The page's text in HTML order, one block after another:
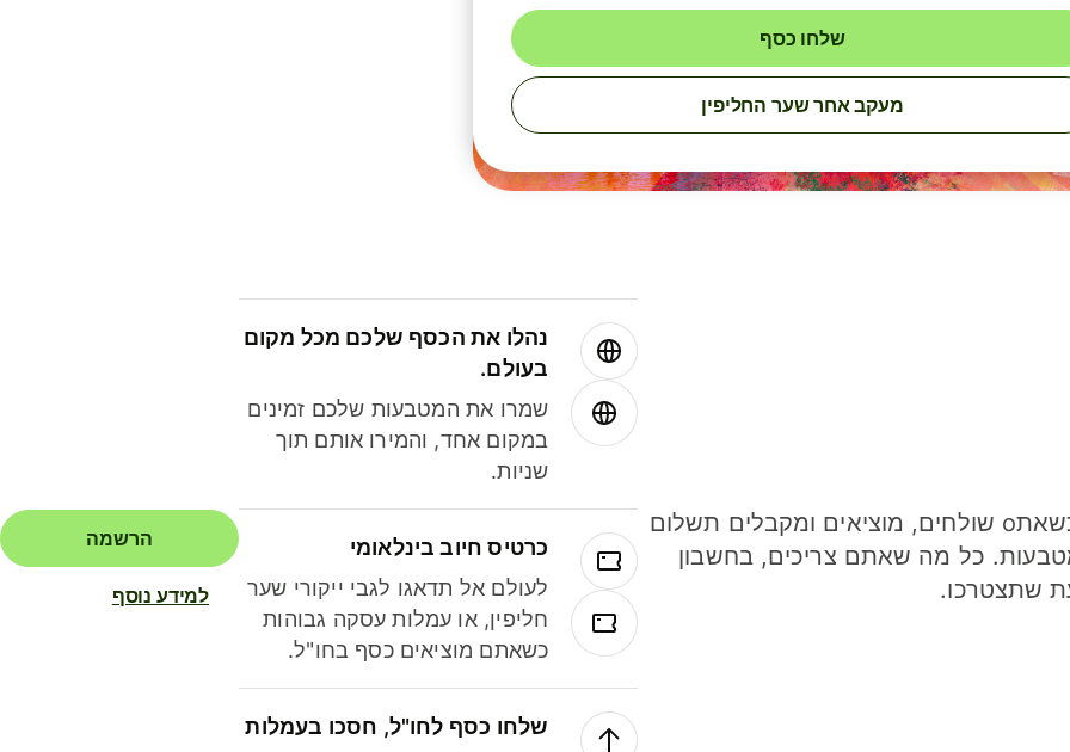
שלחו כסף
מעקב אחר שער החליפין
חסכו כסף כשאתo שולחים, מוציאים ומקבלים תשלום
40 מטבעות. כל מה שאתם צריכים, בחשבון
שתצטרכו.
נהלו את הכסף שלכם מכל מקום
בעולם.
שמרו את המטבעות שלכם זמינים
במקום אחד, והמירו אותם תוך
שניות.
כרטיס חיוב בינלאומי
לעולם אל תדאגו לגבי ייקורי שער
חליפין, או עמלות עסקה גבוהות
כשאתם מוציאים כסף בחו"ל.
שלחו כסף לחו"ל, חסכו בעמלות
הרשמה
למידע נוסף